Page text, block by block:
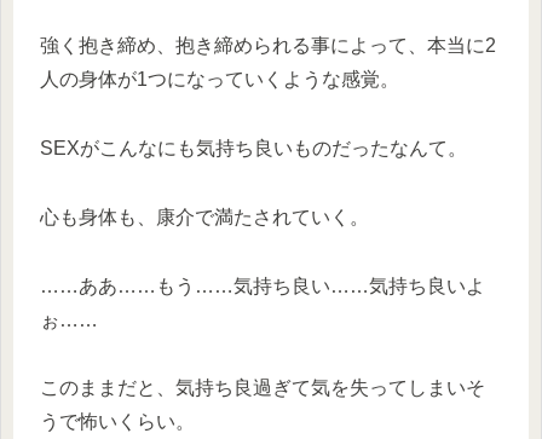
強く抱き締め、抱き締められる事によって、本当に2
人の身体が1つになっていくような感覚。
SEXがこんなにも気持ち良いものだったなんて。
心も身体も、康介で満たされていく。
……ああ……もう……気持ち良い……気持ち良いよ
ぉ……
このままだと、気持ち良過ぎて気を失ってしまいそ
うで怖いくらい。